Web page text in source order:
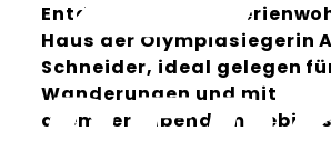
Entdecken Sie die
Haus der Olympiasiegerin
Schneider, ideal gelegen
Wanderungen und mit
atemberaubendem